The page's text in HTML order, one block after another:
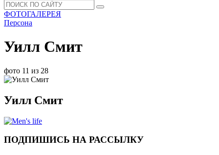
ФОТОГАЛЕРЕЯ
Персона
Уилл Смит
фото 11 из 28
Уилл Смит
ПОДПИШИСЬ НА РАССЫЛКУ